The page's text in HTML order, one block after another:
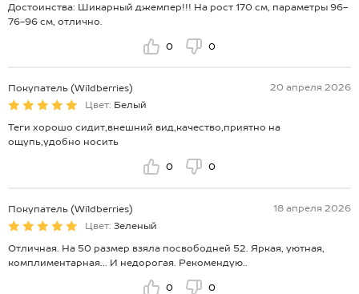
Достоинства: Шикарный джемпер!!! На рост 170 см, параметры 96-
76-96 см, отлично.
0 0
Покупатель (Wildberries)
20 апреля 2026
Цвет: Белый
Теги хорошо сидит,внешний вид,качество,приятно на
ощупь,удобно носить
0 0
Покупатель (Wildberries)
18 апреля 2026
Цвет: Зеленый
Отличная. На 50 размер взяла посвободней 52. Яркая, уютная,
комплиментарная... И недорогая. Рекомендую..
0 0